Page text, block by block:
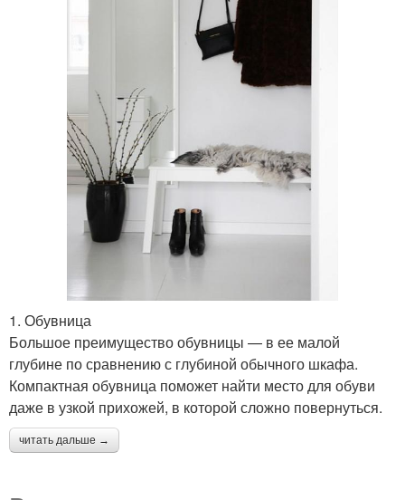
1. Обувница
Большое преимущество обувницы — в ее малой
глубине по сравнению с глубиной обычного шкафа.
Компактная обувница поможет найти место для обуви
даже в узкой прихожей, в которой сложно повернуться.
читать дальше →